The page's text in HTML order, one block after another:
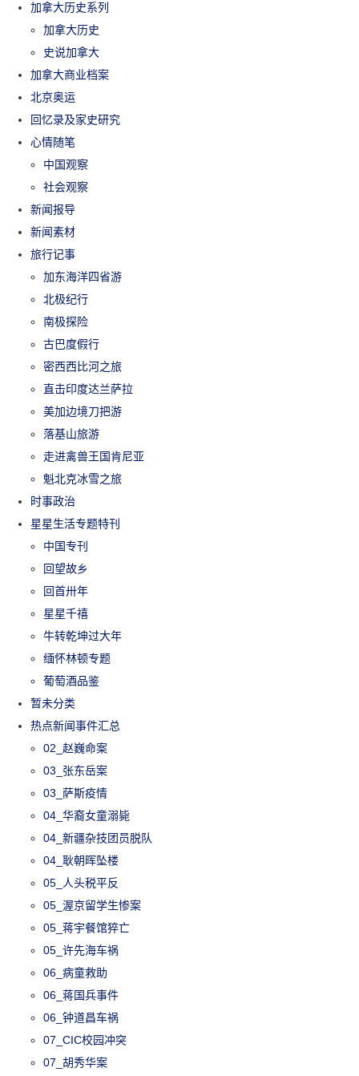
加拿大历史系列
加拿大历史
史说加拿大
加拿大商业档案
北京奥运
回忆录及家史研究
心情随笔
中国观察
社会观察
新闻报导
新闻素材
旅行记事
加东海洋四省游
北极纪行
南极探险
古巴度假行
密西西比河之旅
直击印度达兰萨拉
美加边境刀把游
落基山旅游
走进禽兽王国肯尼亚
魁北克冰雪之旅
时事政治
星星生活专题特刊
中国专刊
回望故乡
回首卅年
星星千禧
牛转乾坤过大年
缅怀林顿专题
葡萄酒品鉴
暂未分类
热点新闻事件汇总
02_赵巍命案
03_张东岳案
03_萨斯疫情
04_华裔女童溺毙
04_新疆杂技团员脱队
04_耿朝晖坠楼
05_人头税平反
05_渥京留学生惨案
05_蒋宇餐馆猝亡
05_许先海车祸
06_病童救助
06_蒋国兵事件
06_钟道昌车祸
07_CIC校园冲突
07_胡秀华案